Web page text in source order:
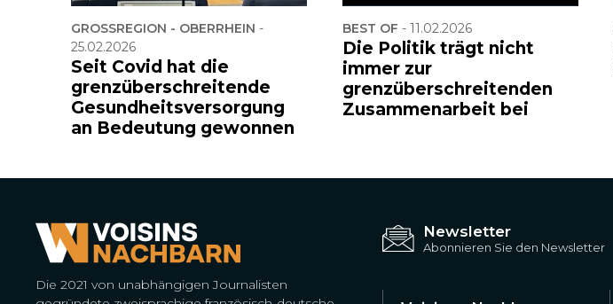
GROSSREGION - OBERRHEIN
-
25.02.2026
Seit Covid hat die
grenzüberschreitende
Gesundheitsversorgung
an Bedeutung gewonnen
BEST OF - 11.02.2026
Die Politik trägt nicht
immer zur
grenzüberschreitenden
Zusammenarbeit bei
Die 2021 von unabhängigen Journalisten
Newsletter
Abonnieren Sie den Newsletter